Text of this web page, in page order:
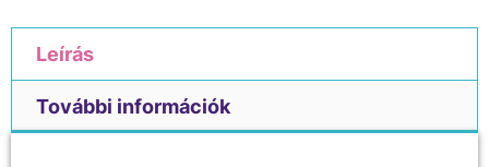
Leírás
További információk